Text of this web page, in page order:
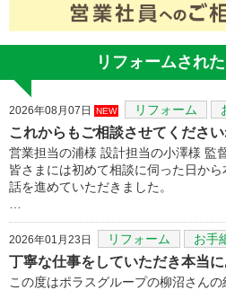
リフォームされ
2026年08月07日 NEW リフォーム
これからもご相談させてくださ
営業担当の浦様 設計担当の小澤様 監
皆さまには初めて相談に伺った日か
話を進めていただきました。
2026年01月23日 リフォーム お手
丁寧な仕事をしていただき本当
この度はポラスグループの柳沼さん